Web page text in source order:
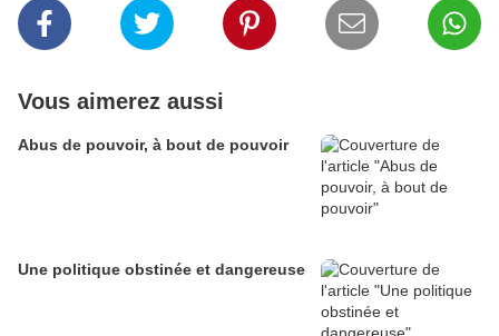
Vous aimerez aussi
Abus de pouvoir, à bout de pouvoir
Une politique obstinée et dangereuse